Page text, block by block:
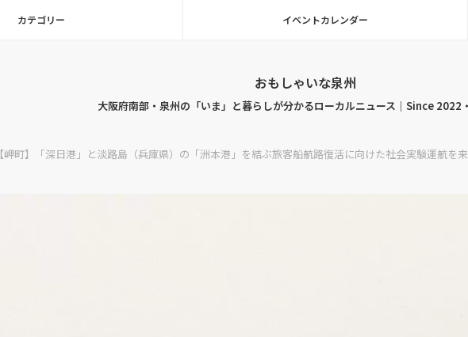
カテゴリー イベントカレンダー
おもしゃいな泉州
大阪府南部・泉州の「いま」と暮らしが分かるローカルニュース｜Since 2022
【岬町】「深日港」と淡路島（兵庫県）の「洲本港」を結ぶ旅客船航路復活に向けた社会実験運航を